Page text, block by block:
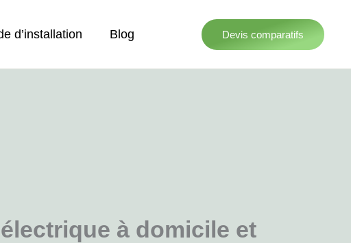
d’installation Blog Devis comparatifs
à domicile et